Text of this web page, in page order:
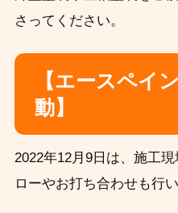
さってください。
【エースペイ
動】
2022年12月9日は、施工
ローやお打ち合わせも行い